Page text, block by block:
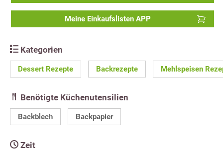
Meine Einkaufslisten APP
Kategorien
Dessert Rezepte Backrezepte Mehlspeisen
Benötigte Küchenutensilien
Backblech Backpapier
Zeit